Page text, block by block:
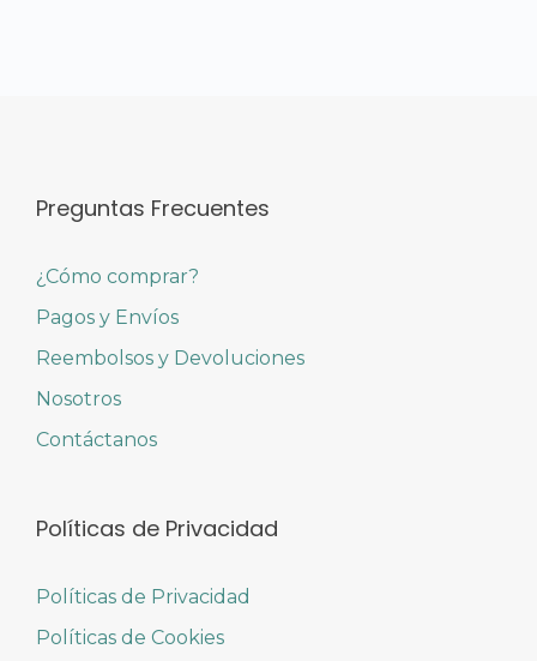
Preguntas Frecuentes
¿Cómo comprar?
Pagos y Envíos
Reembolsos y Devoluciones
Nosotros
Contáctanos
Políticas de Privacidad
Políticas de Privacidad
Políticas de Cookies